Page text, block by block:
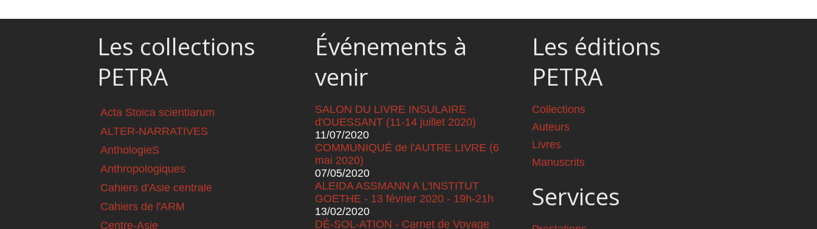
Les collections
PETRA
Acta Stoica scientiarum
ALTER-NARRATIVES
AnthologieS
Anthropologiques
Cahiers d'Asie centrale
Cahiers de l'ARM
Centre-Asie
Événements à
venir
SALON DU LIVRE INSULAIRE
d'OUESSANT (11-14 juillet 2020)
11/07/2020
COMMUNIQUÉ de l'AUTRE LIVRE (6
mai 2020)
07/05/2020
ALEIDA ASSMANN A L'INSTITUT
GOETHE - 13 février 2020 - 19h-21h
13/02/2020
DÉ-SOL-ATION - Carnet de Voyage
Les éditions
PETRA
Collections
Auteurs
Livres
Manuscrits
Services